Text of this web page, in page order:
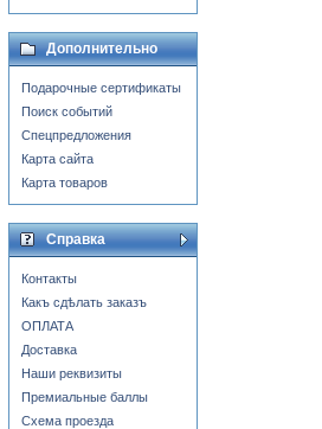
Дополнительно
Подарочные сертификаты
Поиск событий
Спецпредложения
Карта сайта
Карта товаров
Справка
Контакты
Какъ сдѣлать заказъ
ОПЛАТА
Доставка
Наши реквизиты
Премиальные баллы
Схема проезда